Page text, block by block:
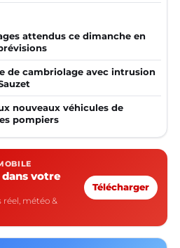
attendus ce dimanche en
de cambriolage avec intrusion
nouveaux véhicules de
pompiers
votre
météo &
Télécharger